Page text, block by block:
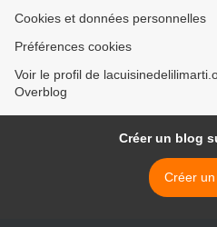
Cookies et données personnelles
Préférences cookies
Voir le profil de
Overblog
Créer un blog
Créer